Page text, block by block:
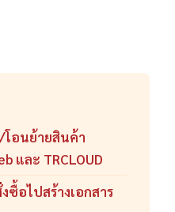
โอนย้ายสินค้า
และ TRCLOUD
ซื้อไปสร้างเอกสาร